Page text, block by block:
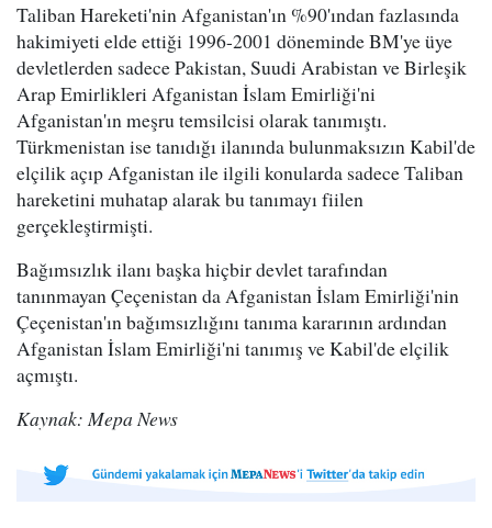
Taliban Hareketi'nin Afganistan'ın %90'ından fazlasında
hakimiyeti elde ettiği 1996-2001 döneminde BM'ye üye
devletlerden sadece Pakistan, Suudi Arabistan ve Birleşik
Arap Emirlikleri Afganistan İslam Emirliği'ni
Afganistan'ın meşru temsilcisi olarak tanımıştı.
Türkmenistan ise tanıdığı ilanında bulunmaksızın Kabil'de
elçilik açıp Afganistan ile ilgili konularda sadece Taliban
hareketini muhatap alarak bu tanımayı fiilen
gerçekleştirmişti.
Bağımsızlık ilanı başka hiçbir devlet tarafından
tanınmayan Çeçenistan da Afganistan İslam Emirliği'nin
Çeçenistan'ın bağımsızlığını tanıma kararının ardından
Afganistan İslam Emirliği'ni tanımış ve Kabil'de elçilik
açmıştı.
Kaynak: Mepa News